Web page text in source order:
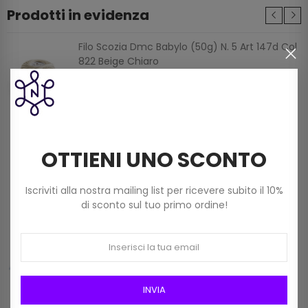
Prodotti in evidenza
Filo Scozia Dmc Babylo (50g) N. 5 Art 147d Col
822 Beige Chiaro
(150 G) Col 211
9,00 €
12,00 €
OTTIENI UNO SCONTO
Iscriviti alla nostra mailing list per ricevere subito il 10%
di sconto sul tuo primo ordine!
INVIA